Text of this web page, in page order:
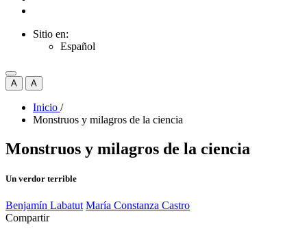
Sitio en:
Español
A A
Inicio /
Monstruos y milagros de la ciencia
Monstruos y milagros de la ciencia
Un verdor terrible
Benjamín Labatut María Constanza Castro
Compartir